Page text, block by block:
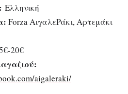
Ελληνική
Forza ΑιγαλεΡάκι, Αρτεμάκι
20€
aigaleraki/